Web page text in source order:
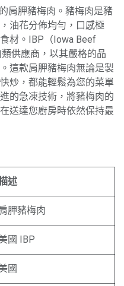
肩胛豬梅肉。豬梅肉是豬
油花分佈均勻，口感極
材。IBP（Iowa Beef
供應商，以其嚴格的品
這款肩胛豬梅肉無論是製
炒，都能輕鬆為您的菜單
的急凍技術，將豬梅肉的
送達您廚房時依然保持最
述
胛豬梅肉
國 IBP
國